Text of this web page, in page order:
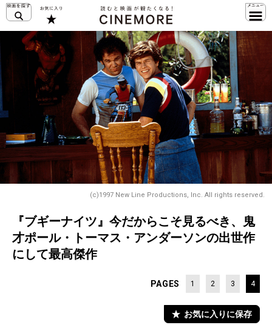
(c)1997 New Line Productions, Inc. All rights reserved.
『ブギーナイツ』今だからこそ見るべき、鬼
才ポール・トーマス・アンダーソンの出世作
にして最高傑作
PAGES 1 2 3 4
お気に入りに保存